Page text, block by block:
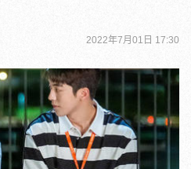
2022年7月01日 17:30